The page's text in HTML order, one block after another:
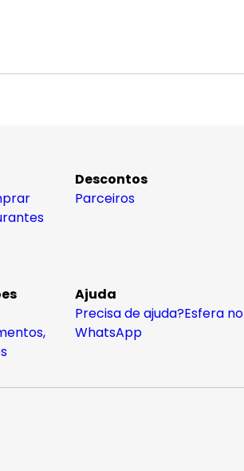
Descontos
Parceiros
Ajuda
Precisa de ajuda?Esfera no
WhatsApp